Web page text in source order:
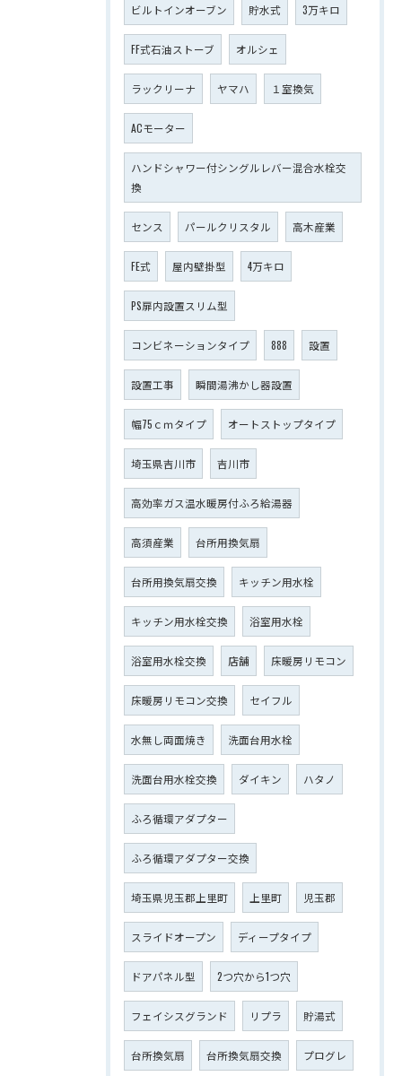
ビルトインオーブン 貯水式 3万キロ
FF式石油ストーブ オルシェ
ラックリーナ ヤマハ １室換気
ACモーター
ハンドシャワー付シングルレバー混合水栓交
換
センス パールクリスタル 高木産業
FE式 屋内壁掛型 4万キロ
PS扉内設置スリム型
コンビネーションタイプ 888 設置
設置工事 瞬間湯沸かし器設置
幅75ｃｍタイプ オートストップタイプ
埼玉県吉川市 吉川市
高効率ガス温水暖房付ふろ給湯器
高須産業 台所用換気扇
台所用換気扇交換 キッチン用水栓
キッチン用水栓交換 浴室用水栓
浴室用水栓交換 店舗 床暖房リモコン
床暖房リモコン交換 セイフル
水無し両面焼き 洗面台用水栓
洗面台用水栓交換 ダイキン ハタノ
ふろ循環アダプター
ふろ循環アダプター交換
埼玉県児玉郡上里町 上里町 児玉郡
スライドオープン ディープタイプ
ドアパネル型 2つ穴から1つ穴
フェイシスグランド リプラ 貯湯式
台所換気扇 台所換気扇交換 プログレ